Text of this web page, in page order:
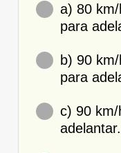
a) 80
para
b) 90
para
c) 90
adelantar.